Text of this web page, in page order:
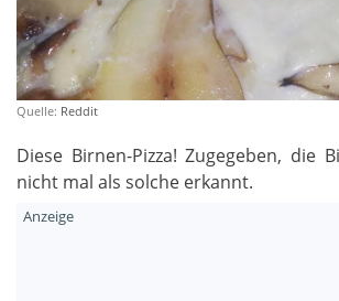
Quelle: Reddit
Diese Birnen-Pizza! Zugegeben, die
nicht mal als solche erkannt.